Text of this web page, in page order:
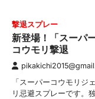
撃退スプレー
新登場！「スーパ
コウモリ撃退
「スーパーコウモリジ
リ忌避スプレーです。